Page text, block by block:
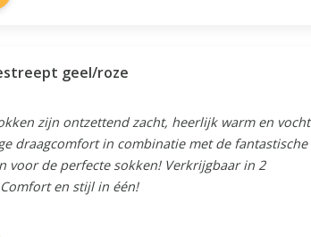
geel/roze
zijn ontzettend zacht, heerlijk warm en vocht
draagcomfort in combinatie met de fantastische
voor de perfecte sokken! Verkrijgbaar in 2
en stijl in één!